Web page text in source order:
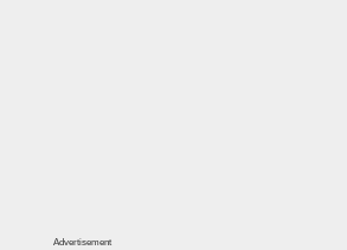
Advertisement